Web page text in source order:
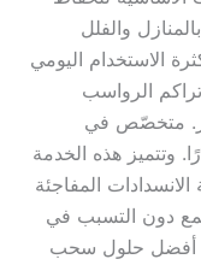
والفلل
الاستخدام اليومي
تراكم الرواسب
متخصّص في
وتتميز هذه الخدمة
المفاجئة
دون التسبب في
أفضل حلول سحب